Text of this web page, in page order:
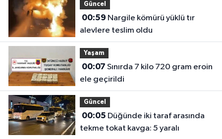
Güncel
00:59
alevlere teslim oldu
Yaşam
00:07
ele geçirildi
Güncel
00:05
tekme tokat kavga: 5 yaralı